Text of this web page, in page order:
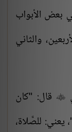
بعض الأبواب
والثاني
قال: "كان
للصَّلاة،